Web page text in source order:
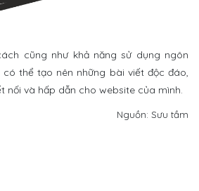
cũng như khả năng sử dụng ngôn
thể tạo nên những bài viết độc đáo,
nối và hấp dẫn cho website của mình.
Nguồn: Sưu tầm